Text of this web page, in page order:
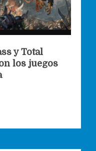
y Total
los juegos